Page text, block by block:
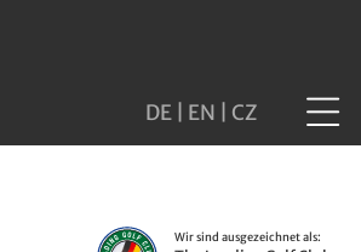
DE EN CZ
Wir sind ausgezeichnet als: